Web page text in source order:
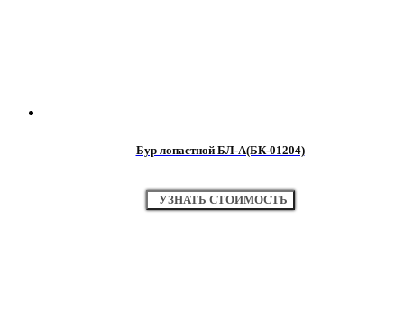
Бур лопастной БЛ-А(БК-01204)
УЗНАТЬ СТОИМОСТЬ